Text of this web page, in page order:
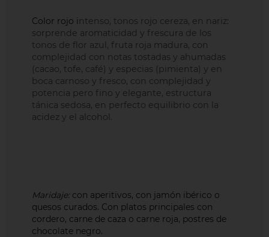
Color rojo i ntenso, tonos rojo cereza, en nariz:
sorprende aromaticidad y frescura de los
tonos de flor azul, fruta roja madura, con
complejidad con notas tostadas y ahumadas
(cacao, tofe, café) y especias (pimienta) y en
boca carnoso y fresco, con complejidad y
potencia pero fino y elegante, estructura
tánica sedosa, en perfecto equilibrio con la
acidez y el alcohol.
Maridaje:con aperitivos, con jamón ibérico o
quesos curados. Con platos principales con
cordero, carne de caza o carne roja, postres de
chocolate negro.